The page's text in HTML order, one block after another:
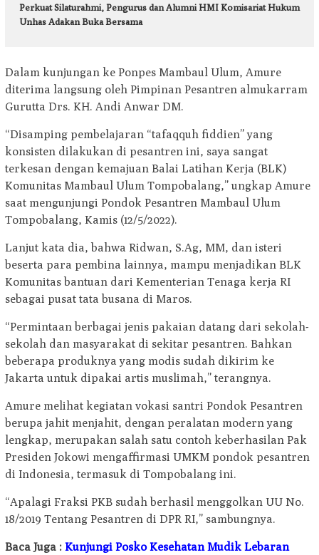
Perkuat Silaturahmi, Pengurus dan Alumni HMI Komisariat Hukum
Unhas Adakan Buka Bersama
Dalam kunjungan ke Ponpes Mambaul Ulum, Amure
diterima langsung oleh Pimpinan Pesantren almukarram
Gurutta Drs. KH. Andi Anwar DM.
“Disamping pembelajaran “tafaqquh fiddien” yang
konsisten dilakukan di pesantren ini, saya sangat
terkesan dengan kemajuan Balai Latihan Kerja (BLK)
Komunitas Mambaul Ulum Tompobalang,” ungkap Amure
saat mengunjungi Pondok Pesantren Mambaul Ulum
Tompobalang, Kamis (12/5/2022).
Lanjut kata dia, bahwa Ridwan, S.Ag, MM, dan isteri
beserta para pembina lainnya, mampu menjadikan BLK
Komunitas bantuan dari Kementerian Tenaga kerja RI
sebagai pusat tata busana di Maros.
“Permintaan berbagai jenis pakaian datang dari sekolah-
sekolah dan masyarakat di sekitar pesantren. Bahkan
beberapa produknya yang modis sudah dikirim ke
Jakarta untuk dipakai artis muslimah,” terangnya.
Amure melihat kegiatan vokasi santri Pondok Pesantren
berupa jahit menjahit, dengan peralatan modern yang
lengkap, merupakan salah satu contoh keberhasilan Pak
Presiden Jokowi mengaffirmasi UMKM pondok pesantren
di Indonesia, termasuk di Tompobalang ini.
“Apalagi Fraksi PKB sudah berhasil menggolkan UU No.
18/2019 Tentang Pesantren di DPR RI,” sambungnya.
Baca Juga : Kunjungi Posko Kesehatan Mudik Lebaran